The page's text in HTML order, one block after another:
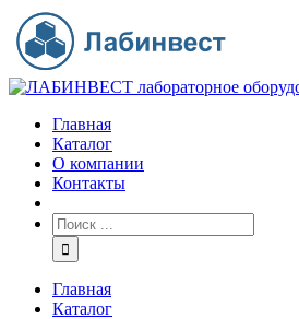
Главная
Каталог
О компании
Контакты
Главная
Каталог